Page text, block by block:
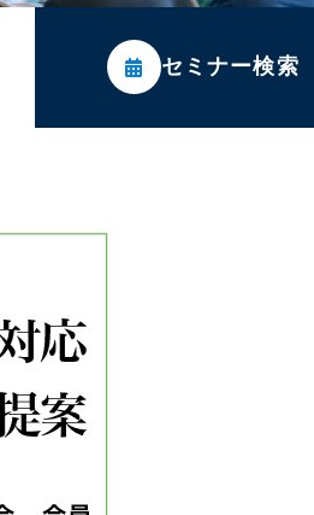
セミナー検索